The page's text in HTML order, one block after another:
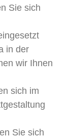
Sie sich
in der
wir Ihnen
sich im
Sie sich